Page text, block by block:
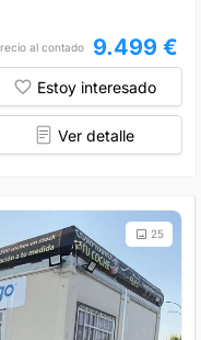
al contado 9.499 €
Estoy interesado
Ver detalle
25